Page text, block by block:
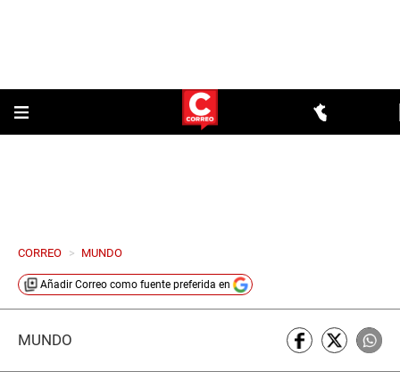
CORREO > MUNDO
Añadir Correo como fuente preferida en
MUNDO